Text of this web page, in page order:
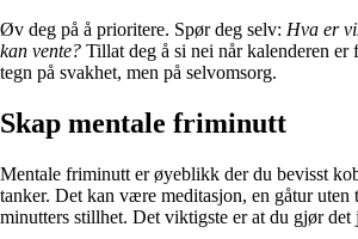
Øv deg på å prioritere. Spør deg selv: Hva er
kan vente? Tillat deg å si nei når kalenderen
tegn på svakhet, men på selvomsorg.
Skap mentale friminutt
Mentale friminutt er øyeblikk der du bevisst
tanker. Det kan være meditasjon, en gåtur uten
minutters stillhet. Det viktigste er at du gjør det